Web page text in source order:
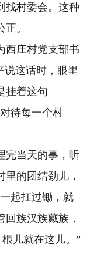
村委会。这种
。
庄村党支部书
说这话时，眼里
挂着这句
待每一个村
当天的事，听
的团结劲儿，
起扛过锄，就
族汉族藏族，
儿就在这儿。”